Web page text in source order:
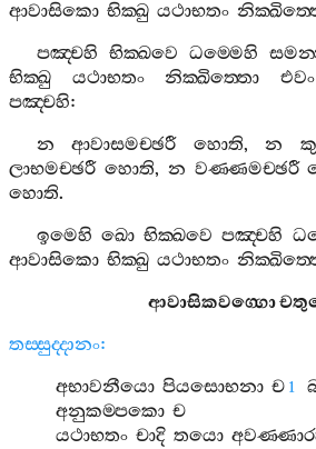
ආවාසිකො භික‍්ඛු යථාභතං
පඤ‍්චහි භික‍්ඛවෙ ධම‍්මෙහි
භික‍්ඛු
යථාභතං නික‍්ඛිත‍්තො එවං
පඤ‍්චහි:
න
ආවාසමච‍්ඡරී හොති,න
ලාභමච‍්ඡරී හොති, න වණ‍්ණමච‍්ඡරී
හොති.
ඉමෙහි ඛො භික‍්ඛවෙ පඤ‍්චහි
ආවාසිකො භික‍්ඛු යථාභතං
ආවාසිකවග‍්ගො
තස‍්සුද‍්දානං:
අභාවනීයො පියසොභනා ච 1
අනුකම‍්පකො ච
යථාභතං චාදි තයො